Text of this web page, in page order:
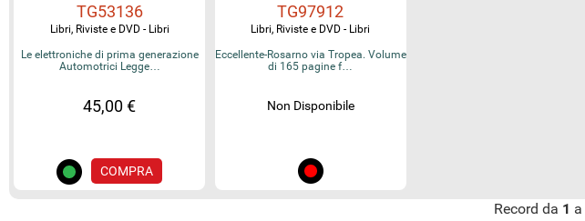
TG53136
Libri, Riviste e DVD - Libri
Le elettroniche di prima generazione
Automotrici Legge…
45,00 €
COMPRA
TG97912
Libri, Riviste e DVD - Libri
Eccellente-Rosarno via Tropea. Volume
di 165 pagine f…
Non Disponibile
Record da 1 a